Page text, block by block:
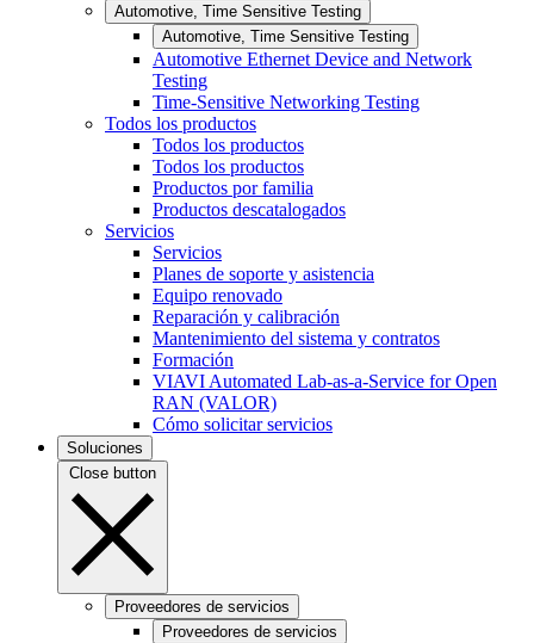
Automotive, Time Sensitive Testing
Automotive, Time Sensitive Testing
Automotive Ethernet Device and Network
Testing
Time-Sensitive Networking Testing
Todos los productos
Todos los productos
Todos los productos
Productos por familia
Productos descatalogados
Servicios
Servicios
Planes de soporte y asistencia
Equipo renovado
Reparación y calibración
Mantenimiento del sistema y contratos
Formación
VIAVI Automated Lab-as-a-Service for Open
RAN (VALOR)
Cómo solicitar servicios
Soluciones
Close button
Proveedores de servicios
Proveedores de servicios